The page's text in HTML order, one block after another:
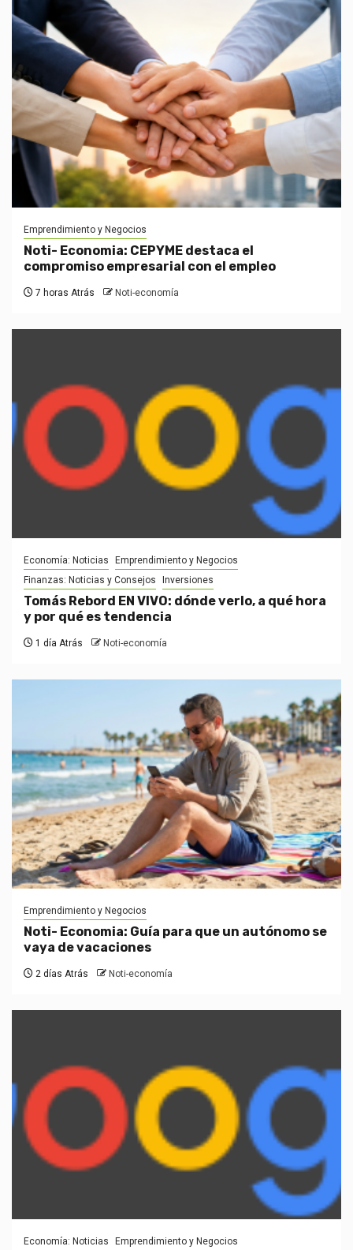
Emprendimiento y Negocios
Noti- Economia: CEPYME destaca el
compromiso empresarial con el empleo
7 horas Atrás Noti-economía
Economía: Noticias
Emprendimiento y Negocios
Finanzas: Noticias y Consejos
Inversiones
Tomás Rebord EN VIVO: dónde verlo, a qué hora
y por qué es tendencia
1 día Atrás Noti-economía
Emprendimiento y Negocios
Noti- Economia: Guía para que un autónomo se
vaya de vacaciones
2 días Atrás Noti-economía
Economía: Noticias
Emprendimiento y Negocios